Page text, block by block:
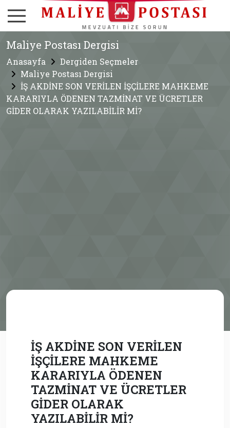
Maliye Postası Dergisi
Anasayfa
Dergiden Seçmeler
Maliye Postası Dergisi
İŞ AKDİNE SON VERİLEN İŞÇİLERE MAHKEME
KARARIYLA ÖDENEN TAZMİNAT VE ÜCRETLER
GİDER OLARAK YAZILABİLİR Mİ?
İŞ AKDİNE SON VERİLEN
İŞÇİLERE MAHKEME
KARARIYLA ÖDENEN
TAZMİNAT VE ÜCRETLER
GİDER OLARAK
YAZILABİLİR Mİ?